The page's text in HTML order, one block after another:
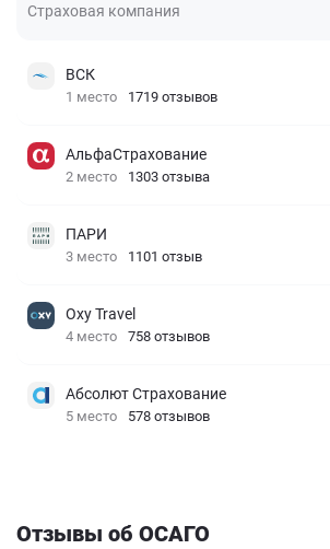
Страховая компания
ВСК
1 место 1719 отзывов
АльфаСтрахование
2 место 1303 отзыва
ПАРИ
3 место 1101 отзыв
Oxy Travel
4 место 758 отзывов
Абсолют Страхование
5 место 578 отзывов
Отзывы об ОСАГО